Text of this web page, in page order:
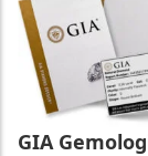
GIA